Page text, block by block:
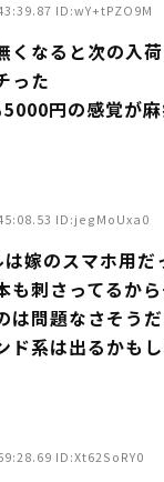
ID:wY+tPZO9M
くなると次の入
った
円の感覚が
ID:jegMoUxa0
は嫁のスマホ用
も刺さってるか
は問題なさそう
ド系は出るかも
ID:Xt62SoRY0